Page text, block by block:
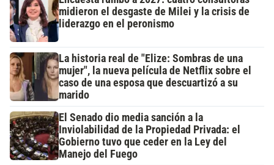
midieron el desgaste de Milei y la crisis de
liderazgo en el peronismo
La historia real de "Elize: Sombras de una
mujer", la nueva película de Netflix sobre el
caso de una esposa que descuartizó a su
marido
El Senado dio media sanción a la
Inviolabilidad de la Propiedad Privada: el
Gobierno tuvo que ceder en la Ley del
Manejo del Fuego